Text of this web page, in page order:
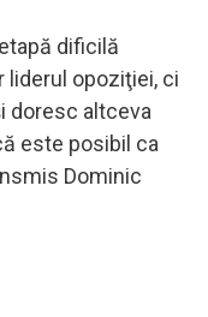
dificilă
liderul opoziţiei, ci
doresc altceva
este posibil ca
Dominic